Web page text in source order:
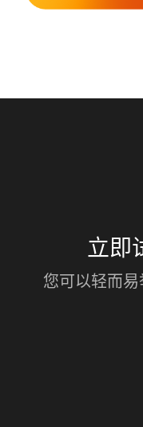
立即
您可以轻而